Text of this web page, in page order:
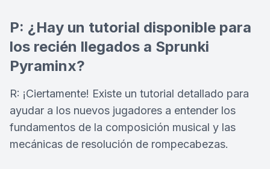
P: ¿Hay un tutorial disponible para
los recién llegados a Sprunki
Pyraminx?
R: ¡Ciertamente! Existe un tutorial detallado para
ayudar a los nuevos jugadores a entender los
fundamentos de la composición musical y las
mecánicas de resolución de rompecabezas.